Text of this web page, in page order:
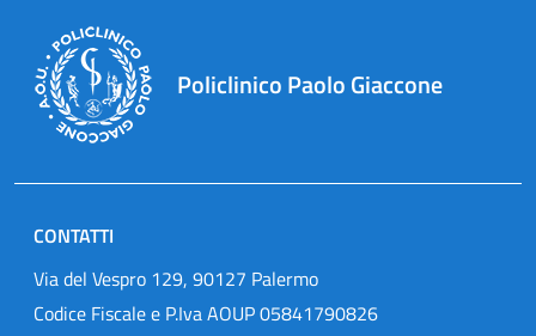
Policlinico Paolo Giaccone
CONTATTI
Via del Vespro 129, 90127 Palermo
Codice Fiscale e P.Iva AOUP 05841790826